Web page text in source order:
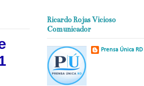
Ricardo Rojas Vicioso
Comunicador
Prensa Única RD